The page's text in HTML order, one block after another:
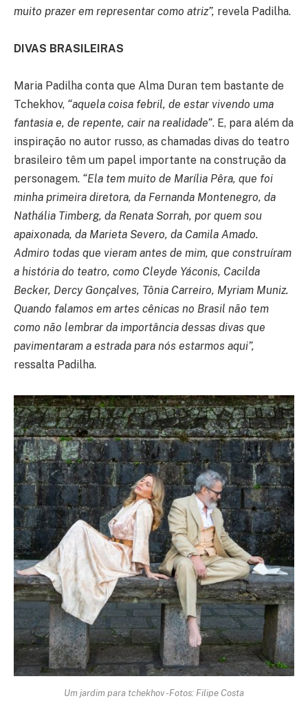
muito prazer em representar como atriz”, revela Padilha.
DIVAS BRASILEIRAS
Maria Padilha conta que Alma Duran tem bastante de
Tchekhov, “aquela coisa febril, de estar vivendo uma
fantasia e, de repente, cair na realidade”. E, para além da
inspiração no autor russo, as chamadas divas do teatro
brasileiro têm um papel importante na construção da
personagem. “Ela tem muito de Marília Pêra, que foi
minha primeira diretora, da Fernanda Montenegro, da
Nathália Timberg, da Renata Sorrah, por quem sou
apaixonada, da Marieta Severo, da Camila Amado.
Admiro todas que vieram antes de mim, que construíram
a história do teatro, como Cleyde Yáconis, Cacilda
Becker, Dercy Gonçalves, Tônia Carreiro, Myriam Muniz.
Quando falamos em artes cênicas no Brasil não tem
como não lembrar da importância dessas divas que
pavimentaram a estrada para nós estarmos aqui”,
ressalta Padilha.
Um jardim para tchekhov -Fotos: Filipe Costa